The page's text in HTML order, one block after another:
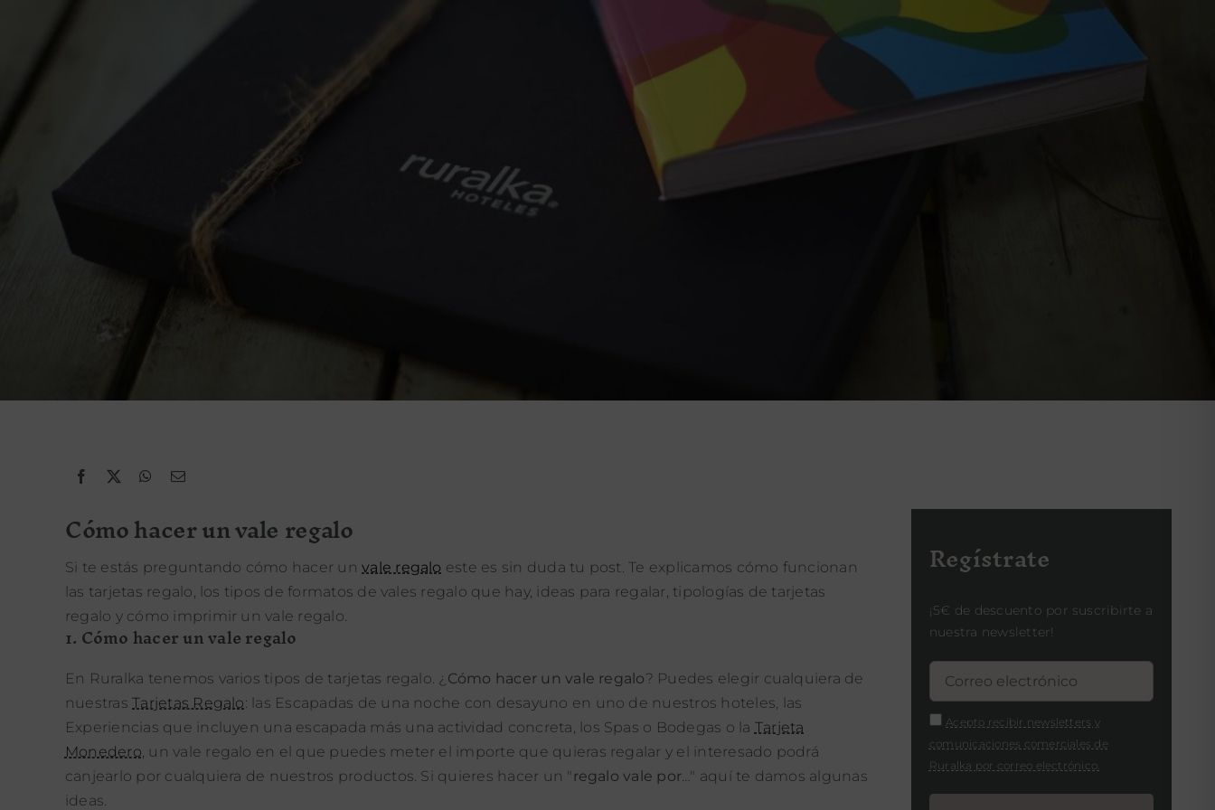
Cómo hacer un vale regalo
Si te estás preguntando cómo hacer unvale regalo este es sin duda tu post. Te explicamos cómo funcionan
las tarjetas regalo, los tipos de formatos de vales regalo que hay, ideas para regalar, tipologías de tarjetas
regalo y cómo imprimir un vale regalo.
1. Cómo hacer un vale regalo
En Ruralka tenemos varios tipos de tarjetas regalo. ¿ Cómo hacer un vale regalo? Puedes elegir cualquiera de
nuestrasTarjetas Regalo: las Escapadas de una noche con desayuno en uno de nuestros hoteles, las
Experiencias que incluyen una escapada más una actividad concreta, los Spas o Bodegas o la Tarjeta
Monedero , un vale regalo en el que puedes meter el importe que quieras regalar y el interesado podrá
canjearlo por cualquiera de nuestros productos. Si quieres hacer un " regalo vale por …" aquí te damos algunas
ideas.
Regístrate
¡5€ de descuento por suscribirte a
nuestra newsletter!
Acepto recibir newsletters y
comunicaciones comerciales de
Ruralka por correo electrónico.